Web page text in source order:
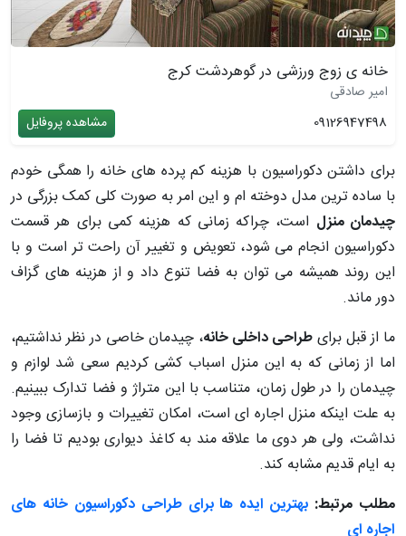
خانه ی زوج ورزشی در گوهردشت کرج
امیر صادقی
09126947498
مشاهده پروفایل
برای داشتن دکوراسیون با هزینه کم پرده های خانه را همگی خودم
با ساده ترین مدل دوخته ام و این امر به صورت کلی کمک بزرگی در
چیدمان منزل است، چراکه زمانی که هزینه کمی برای هر قسمت
دکوراسیون انجام می شود، تعویض و تغییر آن راحت تر است و با
این روند همیشه می توان به فضا تنوع داد و از هزینه های گزاف
دور ماند.
ما از قبل برایطراحی داخلی خانه، چیدمان خاصی در نظر نداشتیم،
اما از زمانی که به این منزل اسباب کشی کردیم سعی شد لوازم و
چیدمان را در طول زمان، متناسب با این متراژ و فضا تدارک ببینیم.
به علت اینکه منزل اجاره ای است، امکان تغییرات و بازسازی وجود
نداشت، ولی هر دوی ما علاقه مند به کاغذ دیواری بودیم تا فضا را
به ایام قدیم مشابه کند.
مطلب مرتبط: بهترین ایده ها برای طراحی دکوراسیون خانه های
اجاره ای